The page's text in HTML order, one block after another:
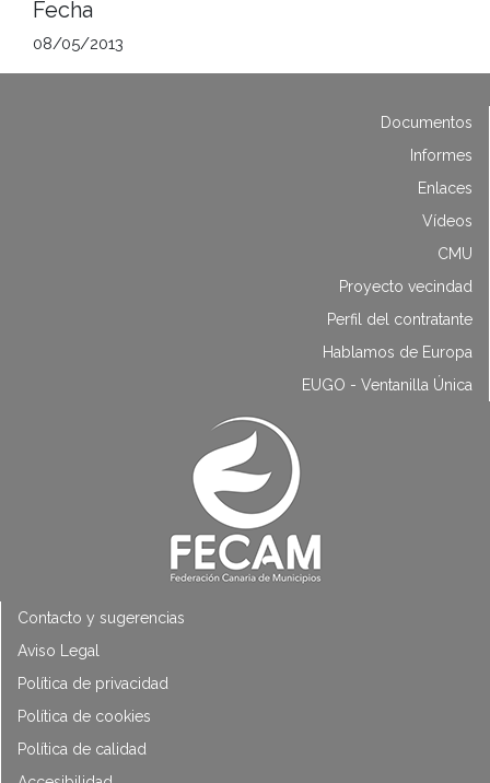
Fecha
08/05/2013
Documentos
Informes
Enlaces
Vídeos
CMU
Proyecto vecindad
Perfil del contratante
Hablamos de Europa
EUGO - Ventanilla Única
Contacto y sugerencias
Aviso Legal
Política de privacidad
Política de cookies
Política de calidad